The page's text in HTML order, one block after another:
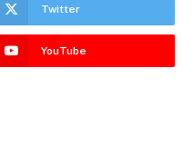
Twitter
YouTube